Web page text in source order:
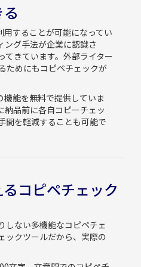
することが可能になってい
ング手法が企業に認識さ
てきています。外部ライター
ためにもコピペチェックが
能を無料で提供していま
納品前に各自コピーチェッ
間を軽減することも可能で
コピペチェック
しない多機能なコピペチェ
ックツールだから、実際の